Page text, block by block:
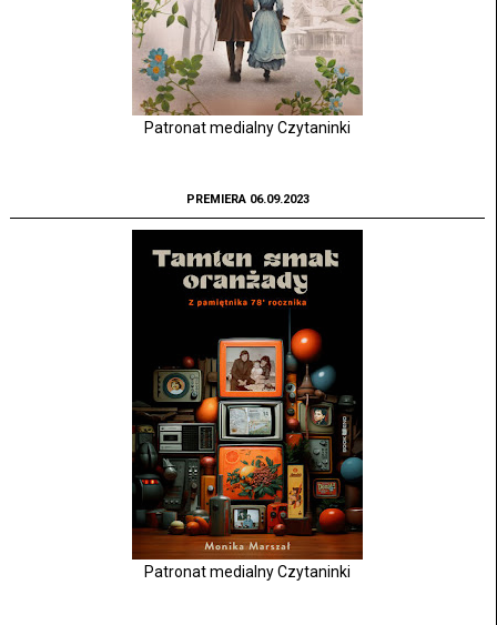
Patronat medialny Czytaninki
PREMIERA 06.09.2023
Patronat medialny Czytaninki